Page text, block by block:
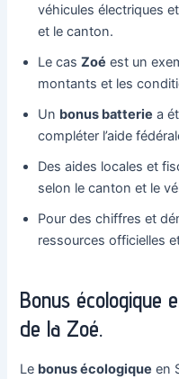
véhicules électriques
et le canton.
Le casZoé est un
montants et les
Un bonus batterie a
compléter l’aide
Des aides locales et
selon le canton et le
Pour des chiffres et
ressources officielles
Bonus écologique
de la Zoé.
Le bonus écologique en